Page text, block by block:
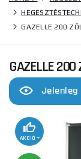
GAZELLE 200
GAZELLE 200
AKCIÓ +